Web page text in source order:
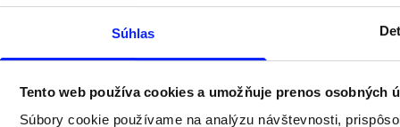
Súhlas
Tento web používa cookies a umožňuje prenos osobných
Súbory cookie používame na analýzu návštevnosti,